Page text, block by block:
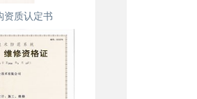
资质认定书